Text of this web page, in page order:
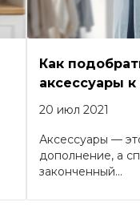
Как
аксессуары
20 июл 2021
Аксессуары —
дополнение, а
законченный...